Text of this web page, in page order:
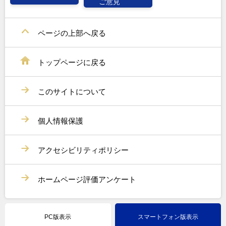
ページの上部へ戻る
トップページに戻る
このサイトについて
個人情報保護
アクセシビリティポリシー
ホームページ評価アンケート
PC版表示 スマートフォン版表示